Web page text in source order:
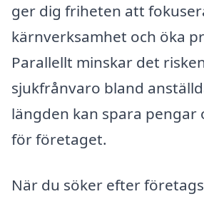
ger dig friheten att
kärnverksamhet och öka
Parallellt minskar det
sjukfrånvaro bland
längden kan spara pengar
för företaget.
När du söker efter